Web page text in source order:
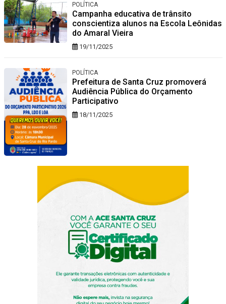
POLÍTICA
Campanha educativa de trânsito
conscientiza alunos na Escola Leônidas
do Amaral Vieira
19/11/2025
POLÍTICA
Prefeitura de Santa Cruz promoverá
Audiência Pública do Orçamento
Participativo
18/11/2025